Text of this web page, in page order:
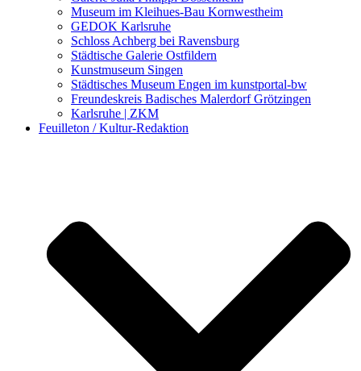
Museum im Kleihues-Bau Kornwestheim
GEDOK Karlsruhe
Schloss Achberg bei Ravensburg
Städtische Galerie Ostfildern
Kunstmuseum Singen
Städtisches Museum Engen im kunstportal-bw
Freundeskreis Badisches Malerdorf Grötzingen
Karlsruhe | ZKM
Feuilleton / Kultur-Redaktion